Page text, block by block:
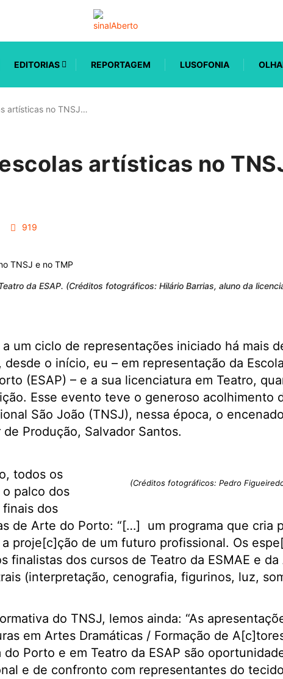
EDITORIAS REPORTAGEM LUSOFONIA
artísticas no TNSJ…
artísticas no
919
da ESAP. (Créditos fotográficos: Hilário Barrias, aluno da
um ciclo de representações iniciado há mais
o início, eu – em representação da Escola
(ESAP) – e a sua licenciatura em Teatro,
Esse evento teve o generoso acolhimento
São João (TNSJ), nessa época, o
Produção, Salvador Santos.
(Créditos fotográficos: Pedro
todos os
palco dos
dos
de Arte do Porto: “[…] um programa que cria
proje[c]ção de um futuro profissional. Os
finalistas dos cursos de Teatro da ESMAE e da
(interpretação, cenografia, figurinos, luz,
do TNSJ, lemos ainda: “As
em Artes Dramáticas / Formação de
Porto e em Teatro da ESAP são
e de confronto com representantes do